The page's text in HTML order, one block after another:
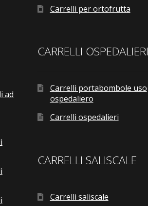
ad
Carrelli per ortofrutta
CARRELLI OSPEDALIERI
Carrelli portabombole uso
ospedaliero
Carrelli ospedalieri
CARRELLI SALISCALE
Carrelli saliscale